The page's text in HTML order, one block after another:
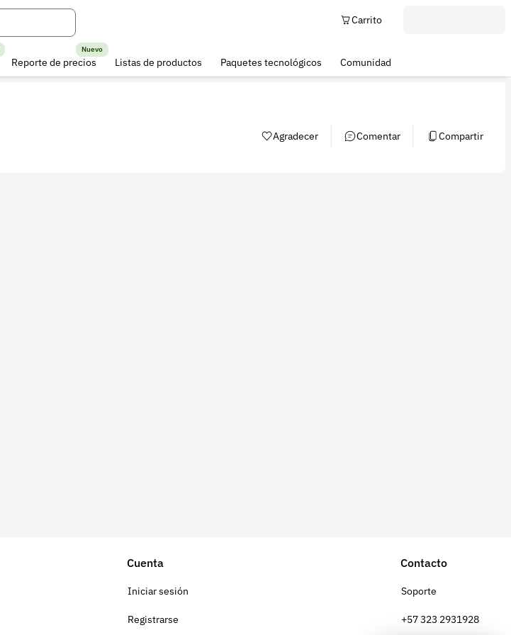
Carrito
Reporte de precios
Nuevo
Listas de productos Paquetes tecnológicos Comunidad
Agradecer Comentar Compartir
Cuenta
Iniciar sesión
Registrarse
Contacto
Soporte
+57 323 2931928